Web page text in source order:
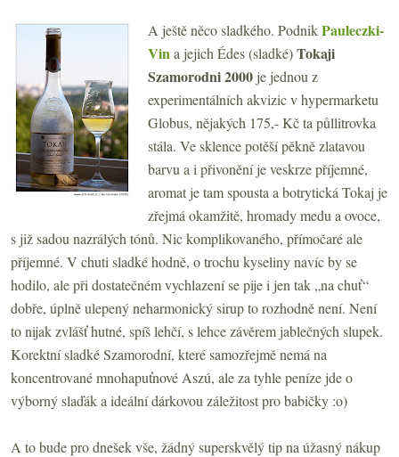
A ještě něco sladkého. PodnikPauleczki-
Vina jejich Édes (sladké)Tokaji
Szamorodni 2000 je jednou z
experimentálních akvizic v hypermarketu
Globus, nějakých 175,- Kč ta půllitrovka
stála. Ve sklence potěší pěkně zlatavou
barvu a i přivonění je veskrze příjemné,
aromat je tam spousta a botrytická Tokaj je
zřejmá okamžitě, hromady medu a ovoce,
s již sadou nazrálých tónů. Nic komplikovaného, přímočaré ale
příjemné. V chuti sladké hodně, o trochu kyseliny navíc by se
hodilo, ale při dostatečném vychlazení se pije i jen tak „na chuť“
dobře, úplně ulepený neharmonický sirup to rozhodně není. Není
to nijak zvlášť hutné, spíš lehčí, s lehce závěrem jablečných slupek.
Korektní sladké Szamorodní, které samozřejmě nemá na
koncentrované mnohapuťnové Aszú, ale za tyhle peníze jde o
výborný slaďák a ideální dárkovou záležitost pro babičky :o)
A to bude pro dnešek vše, žádný superskvělý tip na úžasný nákup